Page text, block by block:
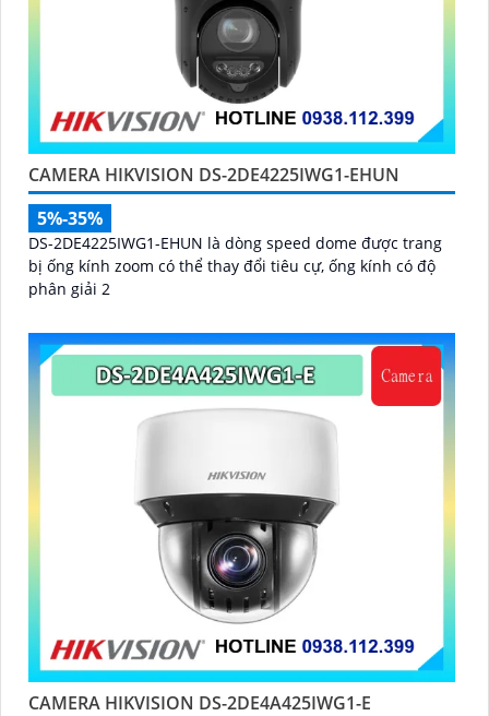
CAMERA HIKVISION DS-2DE4225IWG1-EHUN
5%-35%
DS-2DE4225IWG1-EHUN là dòng speed dome được trang
bị ống kính zoom có thể thay đổi tiêu cự, ống kính có độ
phân giải 2
CAMERA HIKVISION DS-2DE4A425IWG1-E